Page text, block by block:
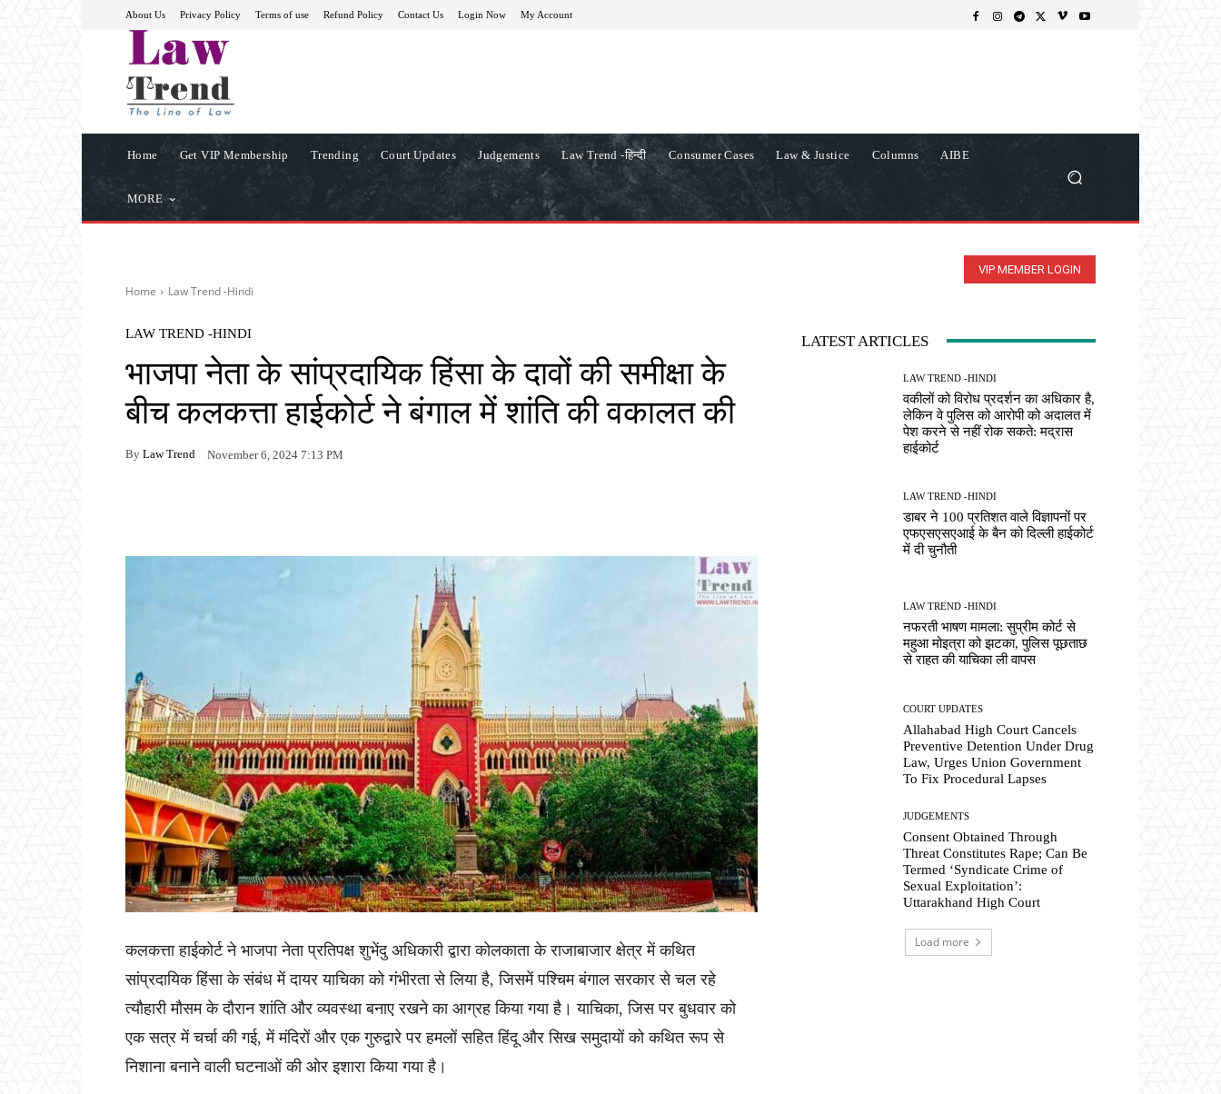
About Us Privacy Policy Terms of use Refund Policy Contact Us Login Now My Account
Home Get VIP Membership Trending Court Updates Judgements Law Trend -हिन्दी Consumer Cases Law & Justice Columns AIBE
MORE
VIP MEMBER LOGIN
Home Law Trend -Hindi
LAW TREND -HINDI
भाजपा नेता के सांप्रदायिक हिंसा के दावों की समीक्षा के
बीच कलकत्ता हाईकोर्ट ने बंगाल में शांति की वकालत की
By Law Trend November 6, 2024 7:13 PM
कलकत्ता हाईकोर्ट ने भाजपा नेता प्रतिपक्ष शुभेंदु अधिकारी द्वारा कोलकाता के राजाबाजार क्षेत्र में कथित
सांप्रदायिक हिंसा के संबंध में दायर याचिका को गंभीरता से लिया है, जिसमें पश्चिम बंगाल सरकार से चल रहे
त्यौहारी मौसम के दौरान शांति और व्यवस्था बनाए रखने का आग्रह किया गया है। याचिका, जिस पर बुधवार को
एक सत्र में चर्चा की गई, में मंदिरों और एक गुरुद्वारे पर हमलों सहित हिंदू और सिख समुदायों को कथित रूप से
निशाना बनाने वाली घटनाओं की ओर इशारा किया गया है।
LATEST ARTICLES
LAW TREND -HINDI
वकीलों को विरोध प्रदर्शन का अधिकार है,
लेकिन वे पुलिस को आरोपी को अदालत में
पेश करने से नहीं रोक सकते: मद्रास
हाईकोर्ट
LAW TREND -HINDI
डाबर ने 100 प्रतिशत वाले विज्ञापनों पर
एफएसएसएआई के बैन को दिल्ली हाईकोर्ट
में दी चुनौती
LAW TREND -HINDI
नफरती भाषण मामला: सुप्रीम कोर्ट से
महुआ मोइत्रा को झटका, पुलिस पूछताछ
से राहत की याचिका ली वापस
COURT UPDATES
Allahabad High Court Cancels
Preventive Detention Under Drug
Law, Urges Union Government
To Fix Procedural Lapses
JUDGEMENTS
Consent Obtained Through
Threat Constitutes Rape; Can Be
Termed ‘Syndicate Crime of
Sexual Exploitation’:
Uttarakhand High Court
Load more